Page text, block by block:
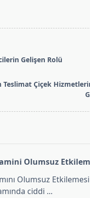
Gelişen Rolü
Teslimat Çiçek
Olumsuz
Olumsuz
ciddi ...